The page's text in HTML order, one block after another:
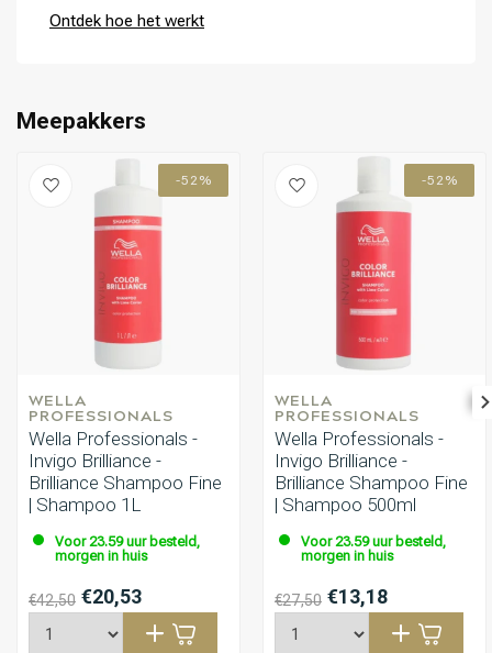
Ontdek hoe het werkt
Meepakkers
-52%
WELLA
PROFESSIONALS
Wella Professionals -
Invigo Brilliance -
Brilliance Shampoo Fine
| Shampoo 1L
Voor 23.59 uur besteld,
morgen in huis
€42,50 €20,53
-52%
WELLA
PROFESSIONALS
Wella Professionals -
Invigo Brilliance -
Brilliance Shampoo Fine
| Shampoo 500ml
Voor 23.59 uur besteld,
morgen in huis
€27,50 €13,18